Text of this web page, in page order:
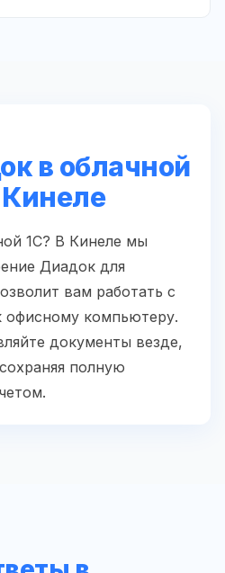
в облачной
1С? В Кинеле мы
Диадок для
вам работать с
офисному компьютеру.
документы везде,
полную